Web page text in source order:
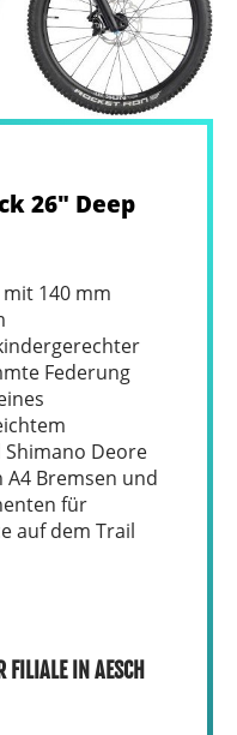
26" Deep
mit 140 mm
Federung
Deore
A4 Bremsen und
für
auf dem Trail
FILIALE IN AESCH